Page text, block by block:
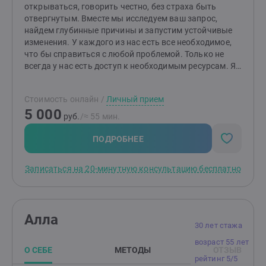
открываться, говорить честно, без страха быть
отвергнутым. Вместе мы исследуем ваш запрос,
найдем глубинные причины и запустим устойчивые
изменения. У каждого из нас есть все необходимое,
что бы справиться с любой проблемой. Только не
всегда у нас есть доступ к необходимым ресурсам. Я
богатый жизненный путь. Я был инженером,
исследователем, предпринимателем, работал в науке,
преподавал в университете, руководил бизнесом. Я
женат более 35 лет, отец двух взрослых сыновей.
Знаю, как важно и непросто сохранить близость,
на бесплатную 20-минутную встречу - и, возможно,
Стоимость онлайн / Личный прием
5 000 руб. /≈ 55 мин.
ПОДРОБНЕЕ
Записаться на 20-минутную консультацию бесплатно
30 лет стажа
возраст 55 лет
рейтинг 5/5
Алла
О СЕБЕ МЕТОДЫ